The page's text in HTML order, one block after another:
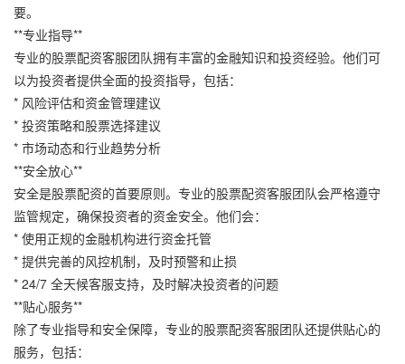
要。
**专业指导**
专业的股票配资客服团队拥有丰富的金融知识和投资经验。他们可
以为投资者提供全面的投资指导，包括：
* 风险评估和资金管理建议
* 投资策略和股票选择建议
* 市场动态和行业趋势分析
**安全放心**
安全是股票配资的首要原则。专业的股票配资客服团队会严格遵守
监管规定，确保投资者的资金安全。他们会：
* 使用正规的金融机构进行资金托管
* 提供完善的风控机制，及时预警和止损
* 24/7 全天候客服支持，及时解决投资者的问题
**贴心服务**
除了专业指导和安全保障，专业的股票配资客服团队还提供贴心的
服务，包括：